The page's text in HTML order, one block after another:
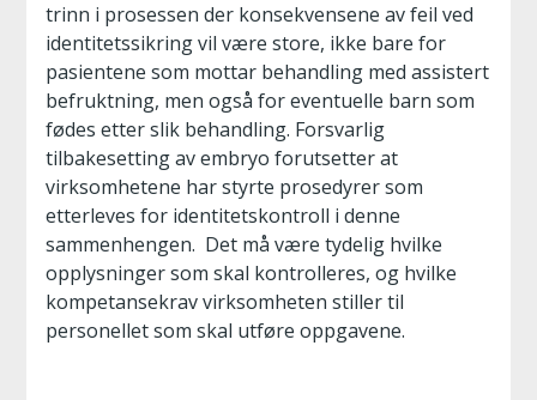
trinn i prosessen der konsekvensene av feil ved
identitetssikring vil være store, ikke bare for
pasientene som mottar behandling med assistert
befruktning, men også for eventuelle barn som
fødes etter slik behandling. Forsvarlig
tilbakesetting av embryo forutsetter at
virksomhetene har styrte prosedyrer som
etterleves for identitetskontroll i denne
sammenhengen. Det må være tydelig hvilke
opplysninger som skal kontrolleres, og hvilke
kompetansekrav virksomheten stiller til
personellet som skal utføre oppgavene.